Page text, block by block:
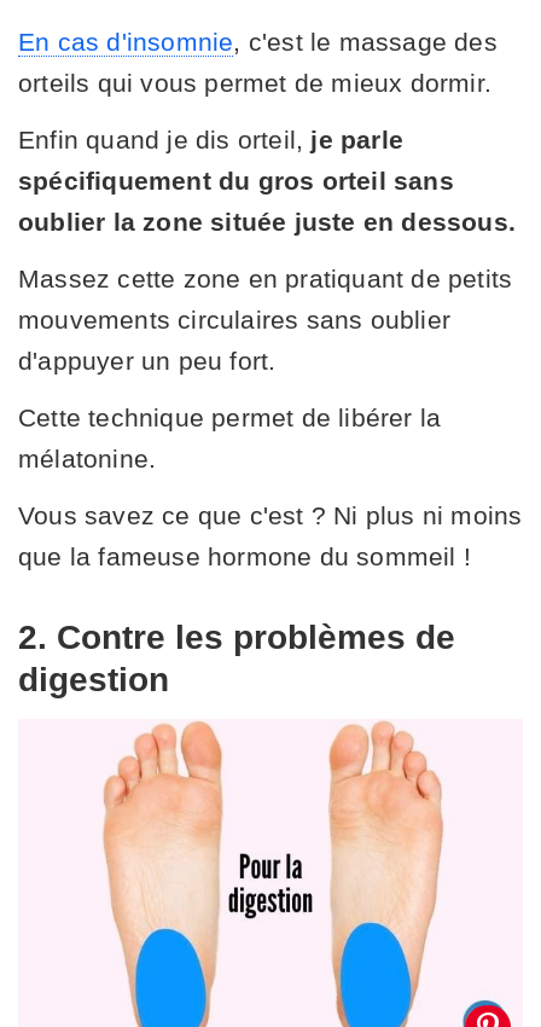
En cas d'insomnie, c'est le massage des
orteils qui vous permet de mieux dormir.
Enfin quand je dis orteil, je parle
spécifiquement du gros orteil sans
oublier la zone située juste en dessous.
Massez cette zone en pratiquant de petits
mouvements circulaires sans oublier
d'appuyer un peu fort.
Cette technique permet de libérer la
mélatonine.
Vous savez ce que c'est ? Ni plus ni moins
que la fameuse hormone du sommeil !
2. Contre les problèmes de
digestion